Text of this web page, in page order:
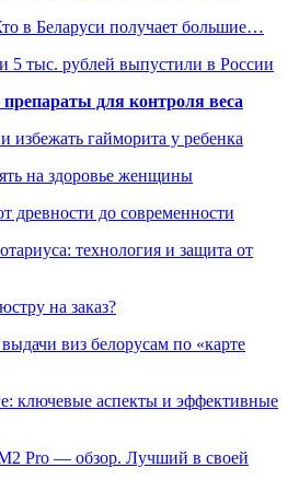
в Беларуси получает большие…
5 тыс. рублей выпустили в России
для контроля веса
избежать гайморита у ребенка
на здоровье женщины
древности до современности
технология и защита от
на заказ?
виз белорусам по «карте
ключевые аспекты и эффективные
Pro — обзор. Лучший в своей